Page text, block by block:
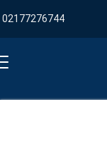
02177276744